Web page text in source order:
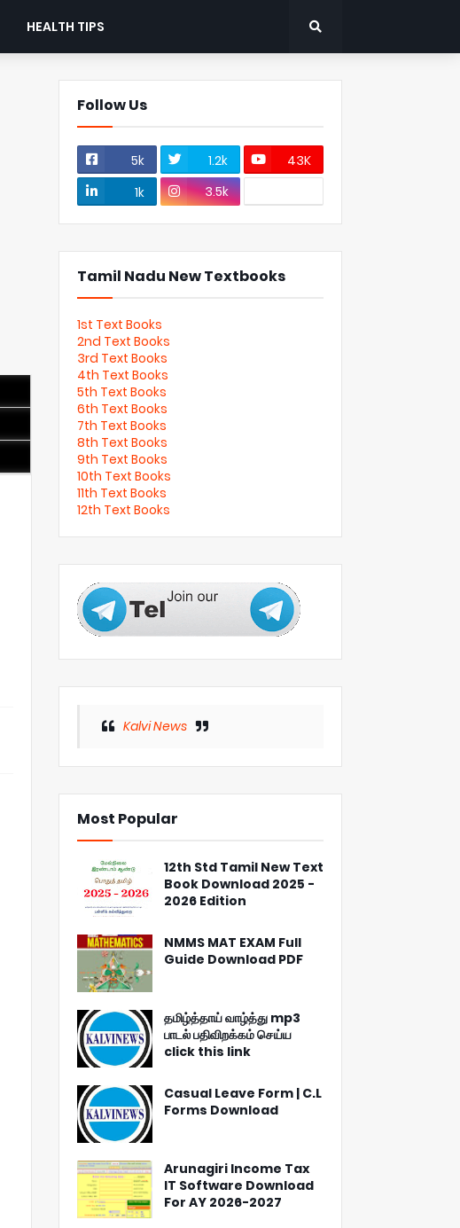
HEALTH TIPS
Follow Us
5k 1.2k
43K
1k
3.5k
Tamil Nadu New Textbooks
1st Text Books
2nd Text Books
3rd Text Books
4th Text Books
5th Text Books
6th Text Books
7th Text Books
8th Text Books
9th Text Books
10th Text Books
11th Text Books
12th Text Books
Kalvi News
Most Popular
12th Std Tamil New Text
Book Download 2025 -
2026 Edition
NMMS MAT EXAM Full
Guide Download PDF
தமிழ்த்தாய் வாழ்த்து mp3
பாடல் பதிவிறக்கம் செய்ய
click this link
Casual Leave Form | C.L
Forms Download
Arunagiri Income Tax
IT Software Download
For AY 2026-2027